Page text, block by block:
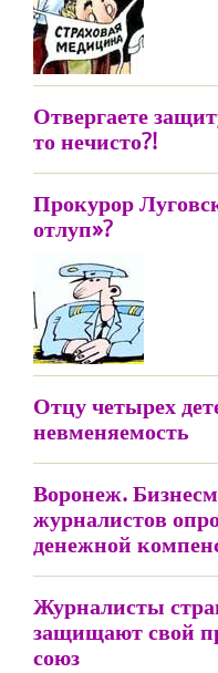
Отвергаете
то нечисто?!
Прокурор
отлуп»?
Отцу четырех
невменяемость
Воронеж.
журналистов
денежной
Журналисты
защищают свой
союз